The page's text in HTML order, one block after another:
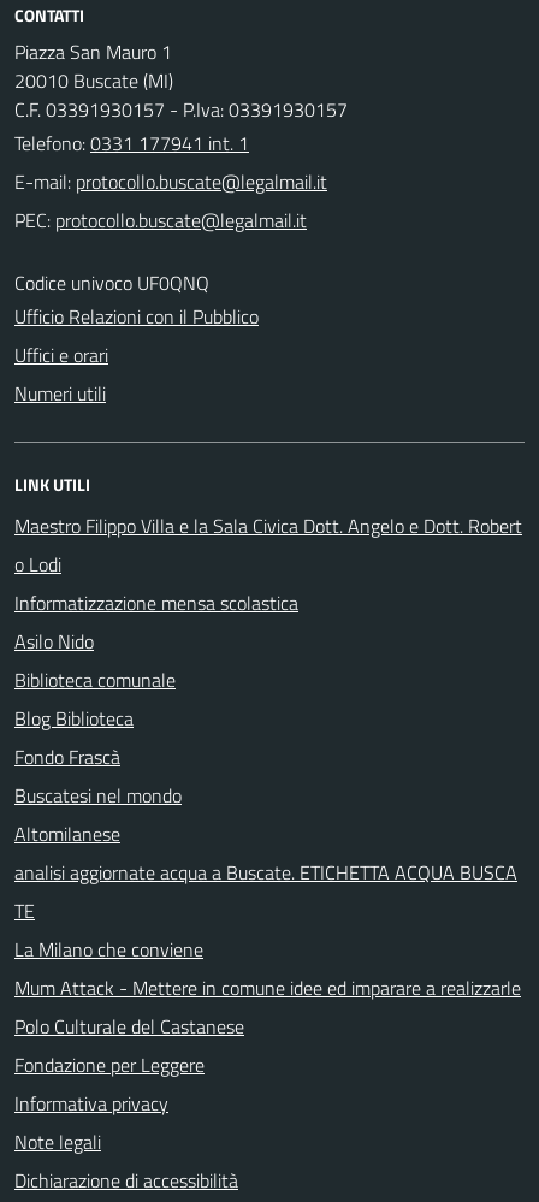
CONTATTI
Piazza San Mauro 1
20010 Buscate (MI)
C.F. 03391930157 - P.Iva: 03391930157
Telefono:0331 177941 int. 1
E-mail:
PEC:
Codice univoco UF0QNQ
Ufficio Relazioni con il Pubblico
Uffici e orari
Numeri utili
LINK UTILI
Maestro Filippo Villa e la Sala Civica Dott. Angelo e Dott. Robert
o Lodi
Informatizzazione mensa scolastica
Asilo Nido
Biblioteca comunale
Blog Biblioteca
Fondo Frascà
Buscatesi nel mondo
Altomilanese
analisi aggiornate acqua a Buscate. ETICHETTA ACQUA BUSCA
TE
La Milano che conviene
Mum Attack - Mettere in comune idee ed imparare a realizzarle
Polo Culturale del Castanese
Fondazione per Leggere
Informativa privacy
Note legali
Dichiarazione di accessibilità